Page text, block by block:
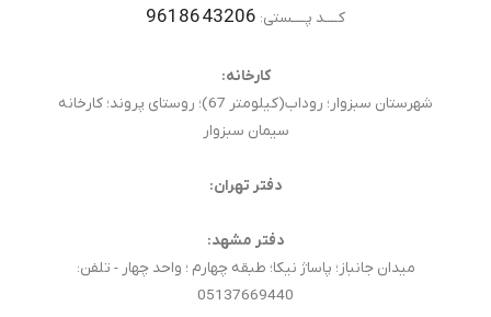
کــــد پــــستی: 9618643206
کارخانه:
شهرستان سبزوار؛ روداب(کیلومتر 67)؛ روستای پروند؛ کارخانه
سیمان سبزوار
دفتر تهران:
دفتر مشهد:
میدان جانباز؛ پاساژ نیکا؛ طبقه چهارم ؛ واحد چهار - تلفن:
05137669440